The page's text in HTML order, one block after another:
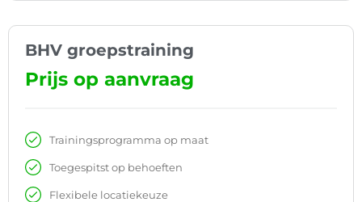
BHV groepstraining
Prijs op aanvraag
Trainingsprogramma op maat
Toegespitst op behoeften
Flexibele locatiekeuze